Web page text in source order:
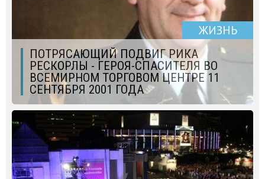
ЖИЗНЬ
ПОТРЯСАЮЩИЙ ПОДВИГ РИКА
РЕСКОРЛЫ - ГЕРОЯ-СПАСИТЕЛЯ ВО
ВСЕМИРНОМ ТОРГОВОМ ЦЕНТРЕ 11
СЕНТЯБРЯ 2001 ГОДА